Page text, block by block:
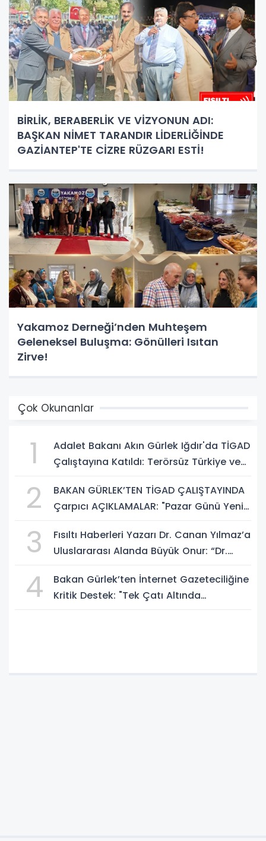
BİRLİK, BERABERLİK VE VİZYONUN ADI:
BAŞKAN NİMET TARANDIR LİDERLİĞİNDE
GAZİANTEP'TE CİZRE RÜZGARI ESTİ!
Yakamoz Derneği’nden Muhteşem
Geleneksel Buluşma: Gönülleri Isıtan
Zirve!
Çok Okunanlar
1
Adalet Bakanı Akın Gürlek Iğdır'da TİGAD
Çalıştayına Katıldı: Terörsüz Türkiye ve
2
BAKAN GÜRLEK’TEN TİGAD ÇALIŞTAYINDA
Çarpıcı AÇIKLAMALAR: "Pazar Günü Yeni
3
Fısıltı Haberleri Yazarı Dr. Canan Yılmaz’a
Uluslararası Alanda Büyük Onur: “Dr.
4
Bakan Gürlek’ten İnternet Gazeteciliğine
Kritik Destek: "Tek Çatı Altında